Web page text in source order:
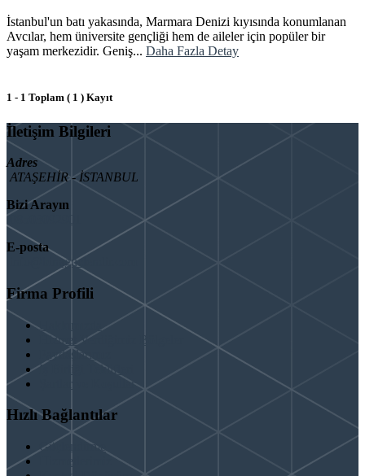
İstanbul'un batı yakasında, Marmara Denizi kıyısında konumlanan
Avcılar, hem üniversite gençliği hem de aileler için popüler bir
yaşam merkezidir. Geniş... Daha Fazla Detay
1 - 1 Toplam ( 1 ) Kayıt
İletişim Bilgileri
Adres
ATAŞEHİR - İSTANBUL
Bizi Arayın
E-posta
info@binaguclendir.com
Firma Profili
Hakkımızda
Hizmet Verdiğimiz Bölgeler
Paydaşlarımız
İş Birliği Teklifleri
Şartlar ve Koşullar
Hızlı Bağlantılar
Güçlendirme
Hizmetlerimiz